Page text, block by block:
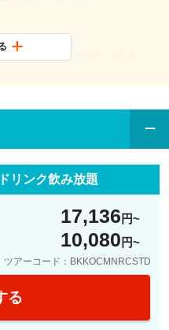
ィップ、キンマの葉、イクラ
パイス香るカレー風味の炊き込み
ม่วง)
リンク飲み放題
17,136 円
10,080 円
ツアーコード：BKKOCMNRCSTD
る